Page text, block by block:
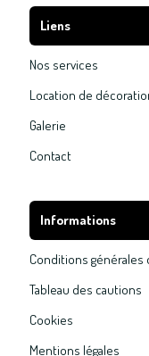
Liens
Nos services
Location de
Galerie
Contact
Informations
Conditions générales
Tableau des cautions
Cookies
Mentions légales